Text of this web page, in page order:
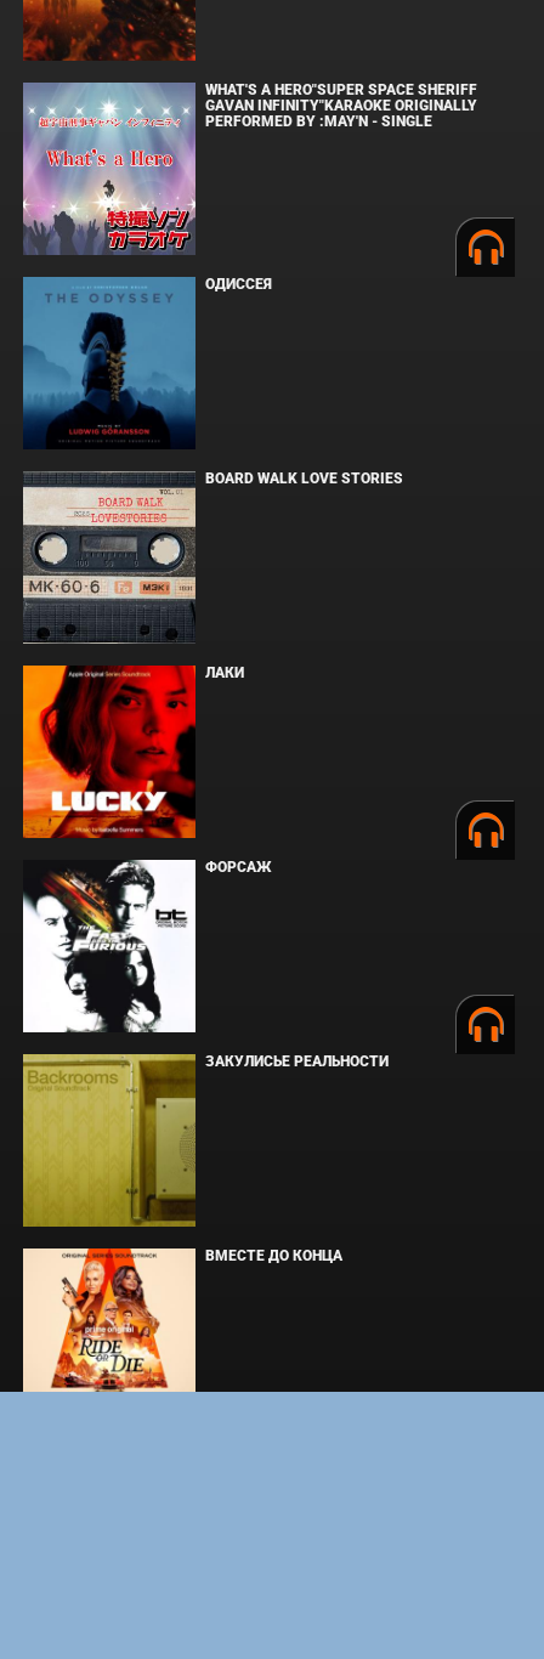
WHAT'S A HERO"SUPER SPACE SHERIFF
GAVAN INFINITY"KARAOKE ORIGINALLY
PERFORMED BY :MAY'N - SINGLE
ОДИССЕЯ
BOARD WALK LOVE STORIES
ЛАКИ
ФОРСАЖ
ЗАКУЛИСЬЕ РЕАЛЬНОСТИ
ВМЕСТЕ ДО КОНЦА